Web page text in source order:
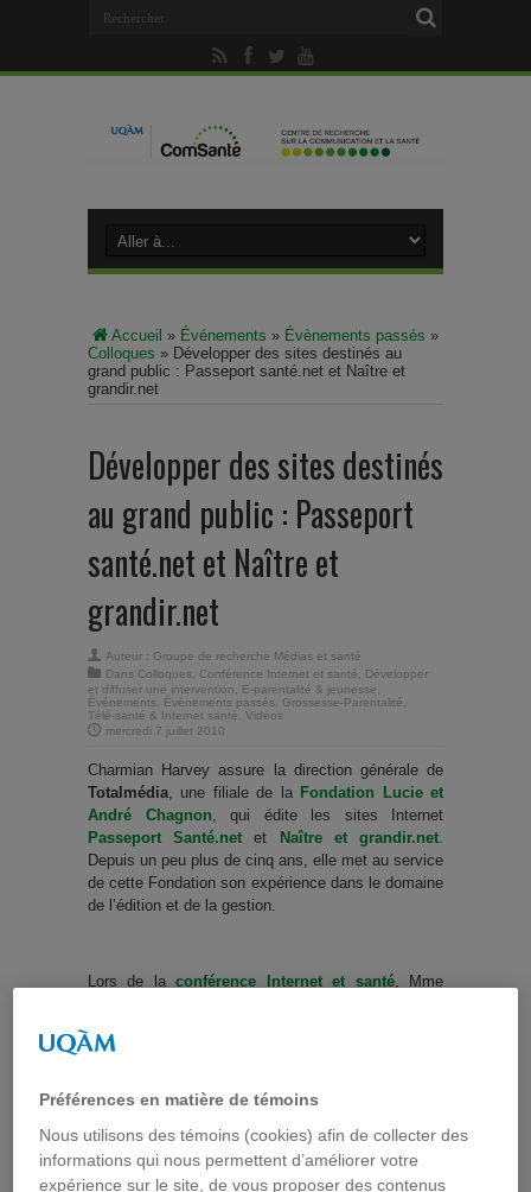
Accueil » Événements » Évènements passés »
Colloques » Développer des sites destinés au
grand public : Passeport santé.net et Naître et
grandir.net
Développer des sites destinés
au grand public : Passeport
santé.net et Naître et
grandir.net
Auteur : Groupe de recherche Médias et santé
Dans Colloques Conférence Internet et santé
Développer
et diffuser une intervention
E-parentalité & jeunesse
Événements
Évènements passés Grossesse-Parentalité
Télé-santé & Internet santé
Vidéos
mercredi 7 juillet 2010
Charmian Harvey assure la direction générale de
Totalmédia , une filiale de la Fondation Lucie et
André Chagnon , qui édite les sites Internet
Passeport Santé.net et Naître et grandir.net
Depuis un peu plus de cinq ans, elle met au service
de cette Fondation son expérience dans le domaine
de l’édition et de la gestion.
Lors de laconférence Internet et santé, Mme
les pratiques dans l'
Préférences en matière de témoins
Nous utilisons des témoins (cookies) afin de collecter des
informations qui nous permettent d’améliorer votre
expérience sur le site, de vous proposer des contenus